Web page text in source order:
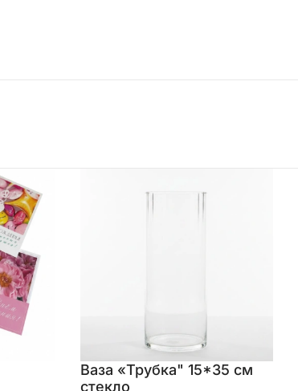
Ваза «Трубка" 15*35 см
стекло